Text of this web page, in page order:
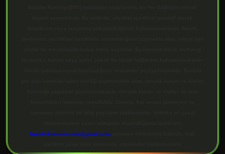
backlinkpanelicomtr@gmail.com